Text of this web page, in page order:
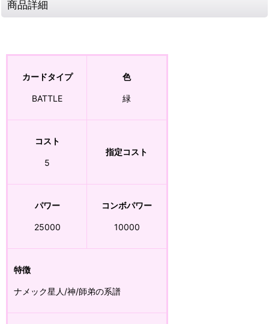
商品詳細
カードタイプ
BATTLE
色
緑
コスト
5
指定コスト
パワー
25000
コンボパワー
10000
特徴
ナメック星人/神/師弟の系譜